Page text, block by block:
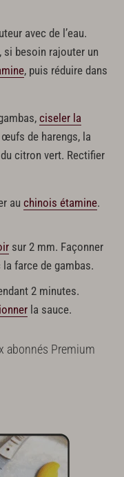
avec de l’eau.
si besoin rajouter un
, puis réduire dans
ciseler la
de harengs, la
citron vert. Rectifier
au chinois étamine.
sur 2 mm. Façonner
farce de gambas.
2 minutes.
la sauce.
abonnés Premium